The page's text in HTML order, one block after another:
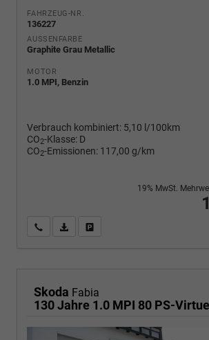
FAHRZEUG-NR.
136227
AUSSENFARBE
Graphite Grau Metallic
MOTOR
1.0 MPI, Benzin
Verbrauch kombiniert: 5,10 l/100km
CO2-Klasse: D
CO2-Emissionen: 117,00 g/km
19% MwSt.
Wir rufen Sie anPDF-Fahrzeugexposé drucken
Skoda Fabia